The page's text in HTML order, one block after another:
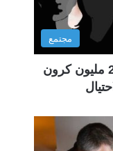
مجتمع
محاكمة عائلة حصلت على 2.8 مليون كرون